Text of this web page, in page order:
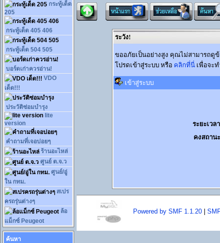
กระทู้เด็ด
205
กระทู้เด็ด 405 406
กระทู้เด็ด 504 505
บอร์ดเก่าควรอ่าน!
VDO
เด็ด!!!
ประวัติซ่อมบำรุง
lite
version
คำถามที่เจอบ่อยๆ
ร้านอะไหล่
ศูนย์ ต.จ.ว
ศูนย์/อู่
ใน กทม.
สเปร
ครถรุ่นต่างๆ
ล้อ
แม็กซ์ Peugeot
ค้นหา
ระวัง!
ขออภัยเป็นอย่างสูง คุณไม่สามารถดู
โปรดเข้าสู่ระบบ หรือ คลิกที่นี่เพื่อจะท
เข้าสู่ระบบ
ระยะเวล
คงสถาน
Powered by SMF 1.1.20